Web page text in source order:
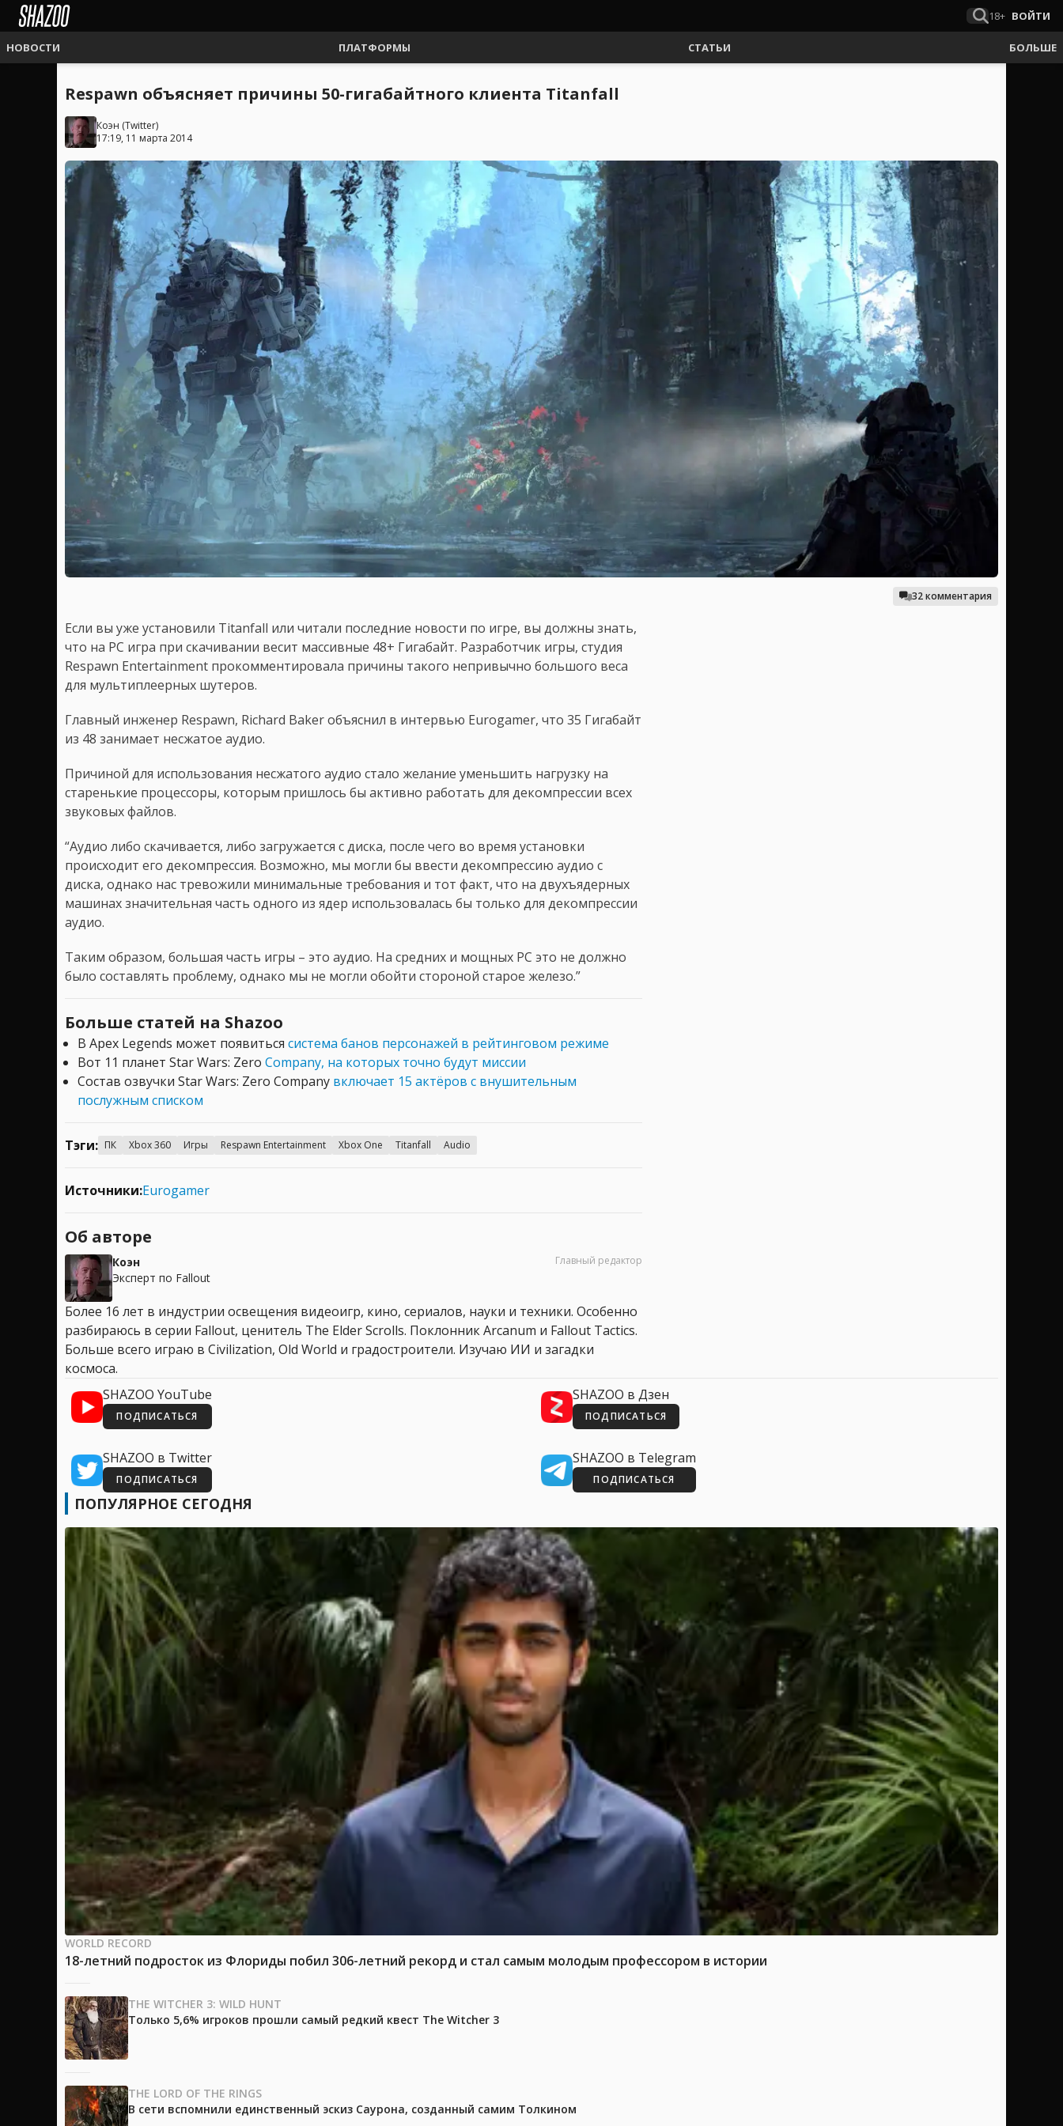
18+ ВОЙТИ
НОВОСТИ ПЛАТФОРМЫ СТАТЬИ БОЛЬШЕ
Respawn объясняет причины 50-гигабайтного клиента Titanfall
Коэн (Twitter)
17:19, 11 марта 2014
32 комментария
Если вы уже установили Titanfall или читали последние новости по игре, вы должны знать,
что на PC игра при скачивании весит массивные 48+ Гигабайт. Разработчик игры, студия
Respawn Entertainment прокомментировала причины такого непривычно большого веса
для мультиплеерных шутеров.
Главный инженер Respawn, Richard Baker объяснил в интервью Eurogamer, что 35 Гигабайт
из 48 занимает несжатое аудио.
Причиной для использования несжатого аудио стало желание уменьшить нагрузку на
старенькие процессоры, которым пришлось бы активно работать для декомпрессии всех
звуковых файлов.
“Аудио либо скачивается, либо загружается с диска, после чего во время установки
происходит его декомпрессия. Возможно, мы могли бы ввести декомпрессию аудио с
диска, однако нас тревожили минимальные требования и тот факт, что на двухъядерных
машинах значительная часть одного из ядер использовалась бы только для декомпрессии
аудио.
Таким образом, большая часть игры – это аудио. На средних и мощных PC это не должно
было составлять проблему, однако мы не могли обойти стороной старое железо.”
Больше статей на Shazoo
В Apex Legends может появиться система банов персонажей в рейтинговом режиме
Вот 11 планет Star Wars: Zero Company, на которых точно будут миссии
Состав озвучки Star Wars: Zero Company включает 15 актёров с внушительным
послужным списком
Тэги: ПК Xbox 360 Игры Respawn Entertainment Xbox One Titanfall Audio
Источники:Eurogamer
Об авторе
Коэн
Эксперт по Fallout
Главный редактор
Более 16 лет в индустрии освещения видеоигр, кино, сериалов, науки и техники. Особенно
разбираюсь в серии Fallout, ценитель The Elder Scrolls. Поклонник Arcanum и Fallout Tactics.
Больше всего играю в Civilization, Old World и градостроители. Изучаю ИИ и загадки
космоса.
SHAZOO YouTube
ПОДПИСАТЬСЯ
SHAZOO в Дзен
ПОДПИСАТЬСЯ
SHAZOO в Twitter
ПОДПИСАТЬСЯ
SHAZOO в Telegram
ПОДПИСАТЬСЯ
ПОПУЛЯРНОЕ СЕГОДНЯ
WORLD RECORD
18-летний подросток из Флориды побил 306-летний рекорд и стал самым молодым профессором в истории
THE WITCHER 3: WILD HUNT
Только 5,6% игроков прошли самый редкий квест The Witcher 3
THE LORD OF THE RINGS
В сети вспомнили единственный эскиз Саурона, созданный самим Толкином